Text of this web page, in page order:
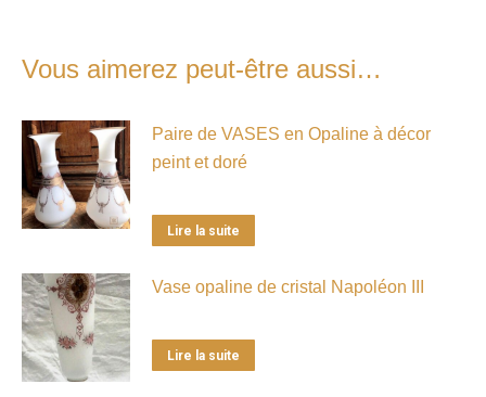
Vous aimerez peut-être aussi…
Paire de VASES en Opaline à décor
peint et doré
Lire la suite
Vase opaline de cristal Napoléon III
Lire la suite